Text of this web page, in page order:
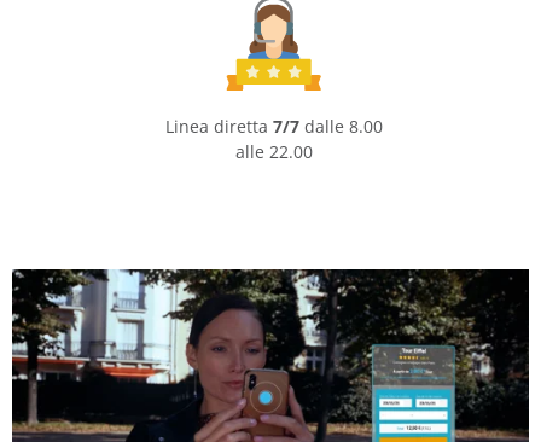
Linea diretta 7/7dalle 8.00
alle 22.00